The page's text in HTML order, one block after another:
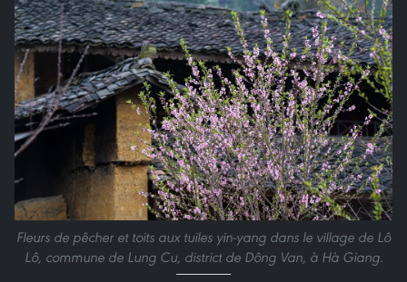
Fleurs de pêcher et toits aux tuiles yin-yang dans le village de Lô
Lô, commune de Lung Cu, district de Dông Van, à Hà Giang.